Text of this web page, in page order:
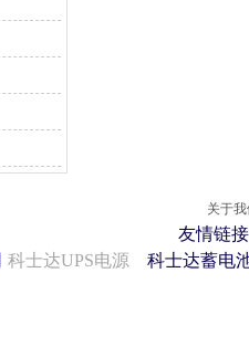
关于
友情链
科士达UPS电源 科士达蓄电池